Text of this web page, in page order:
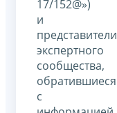
17/152@»)
и
представители
экспертного
сообщества,
обратившиеся
с